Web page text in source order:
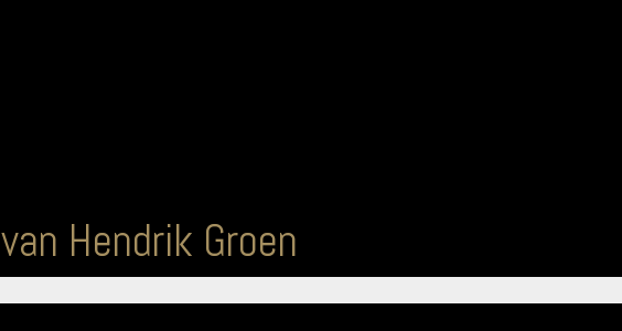
Hendrik Groen